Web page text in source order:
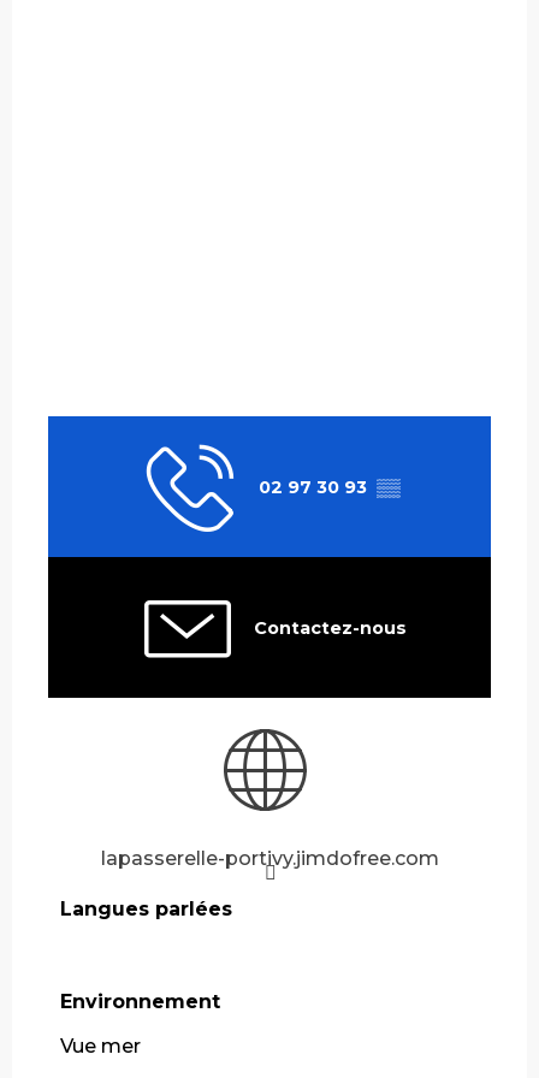
02 97 30 93 ▒▒
Contactez-nous
lapasserelle-portivy.jimdofree.com
Langues parlées
Langues parlées
Environnement
Environnement
Vue mer